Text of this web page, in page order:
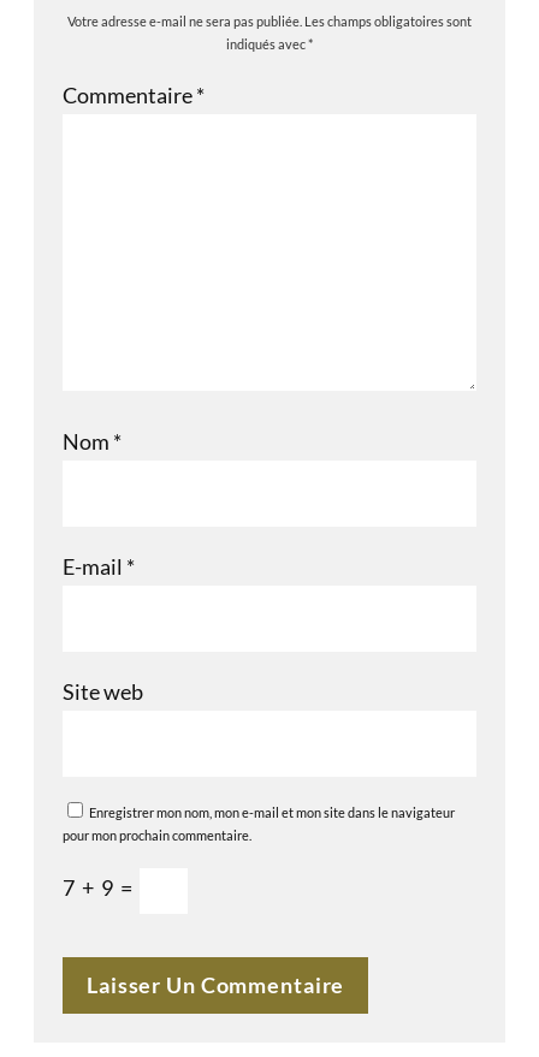
Votre adresse e-mail ne sera pas publiée. Les champs obligatoires sont
indiqués avec*
Commentaire*
Nom *
E-mail *
Site web
Enregistrer mon nom, mon e-mail et mon site dans le navigateur
pour mon prochain commentaire.
7 + 9 =